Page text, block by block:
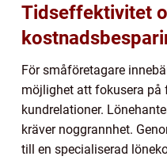
Tidseffektivitet
För småföretagare
möjlighet att fokusera på
kundrelationer.
kräver noggrannhet.
till en specialiserad